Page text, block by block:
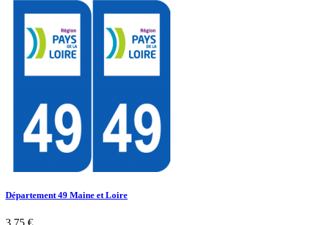
Département 49 Maine et Loire
3,75 €